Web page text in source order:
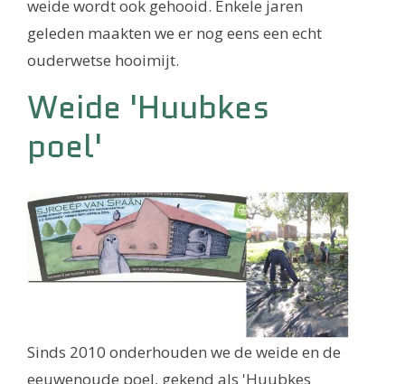
weide wordt ook gehooid. Enkele jaren
geleden maakten we er nog eens een echt
ouderwetse hooimijt.
Weide 'Huubkes
poel'
Sinds 2010 onderhouden we de weide en de
eeuwenoude poel, gekend als 'Huubkes